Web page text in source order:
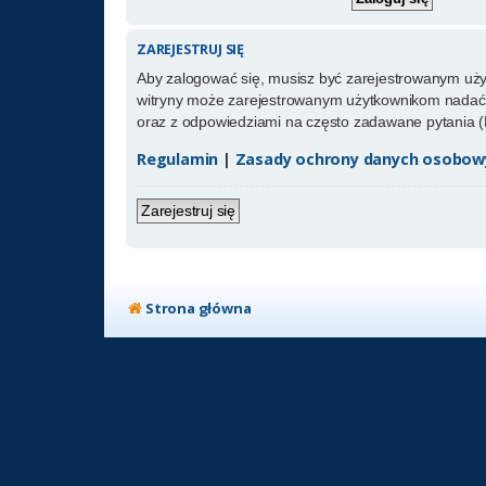
ZAREJESTRUJ SIĘ
Aby zalogować się, musisz być zarejestrowanym
witryny może zarejestrowanym użytkownikom
oraz z odpowiedziami na często zadawane pytania
Regulamin | Zasady ochrony danych
Zarejestruj się
Strona główna